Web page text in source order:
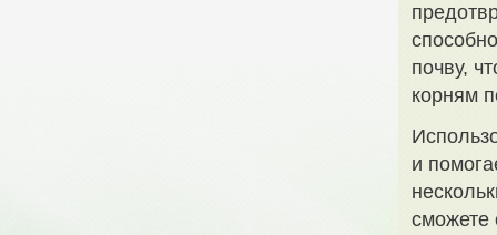
почву,
корням
и
сможете